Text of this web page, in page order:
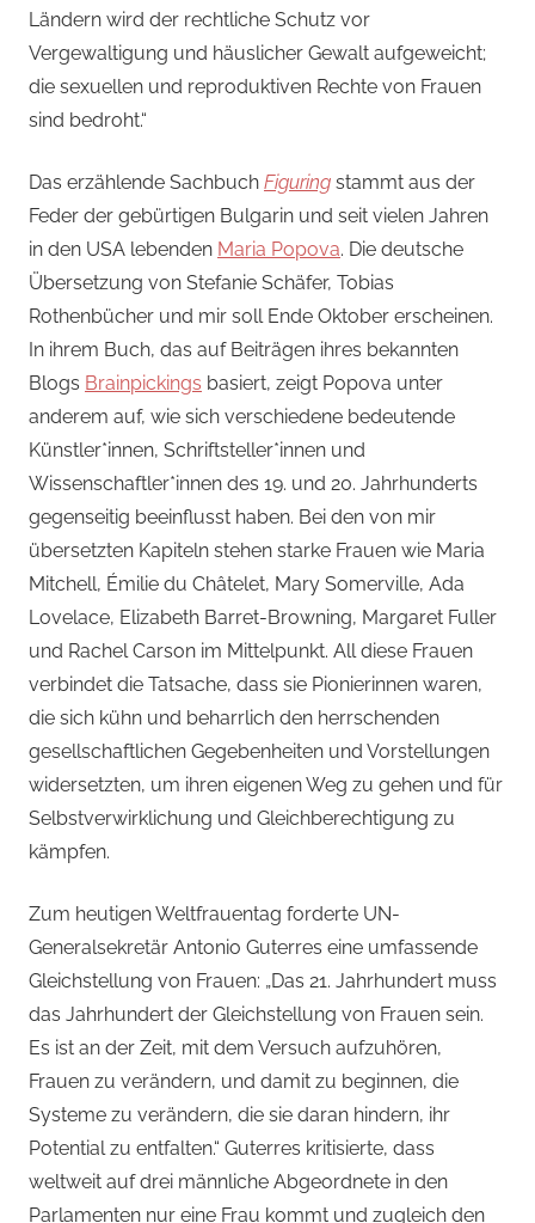
Ländern wird der rechtliche Schutz vor
Vergewaltigung und häuslicher Gewalt aufgeweicht;
die sexuellen und reproduktiven Rechte von Frauen
sind bedroht.“
Das erzählende Sachbuch Figuring stammt aus der
Feder der gebürtigen Bulgarin und seit vielen Jahren
in den USA lebenden Maria Popova. Die deutsche
Übersetzung von Stefanie Schäfer, Tobias
Rothenbücher und mir soll Ende Oktober erscheinen.
In ihrem Buch, das auf Beiträgen ihres bekannten
Blogs Brainpickings basiert, zeigt Popova unter
anderem auf, wie sich verschiedene bedeutende
Künstler*innen, Schriftsteller*innen und
Wissenschaftler*innen des 19. und 20. Jahrhunderts
gegenseitig beeinflusst haben. Bei den von mir
übersetzten Kapiteln stehen starke Frauen wie Maria
Mitchell, Émilie du Châtelet, Mary Somerville, Ada
Lovelace, Elizabeth Barret-Browning, Margaret Fuller
und Rachel Carson im Mittelpunkt. All diese Frauen
verbindet die Tatsache, dass sie Pionierinnen waren,
die sich kühn und beharrlich den herrschenden
gesellschaftlichen Gegebenheiten und Vorstellungen
widersetzten, um ihren eigenen Weg zu gehen und für
Selbstverwirklichung und Gleichberechtigung zu
kämpfen.
Zum heutigen Weltfrauentag forderte UN-
Generalsekretär Antonio Guterres eine umfassende
Gleichstellung von Frauen: „Das 21. Jahrhundert muss
das Jahrhundert der Gleichstellung von Frauen sein.
Es ist an der Zeit, mit dem Versuch aufzuhören,
Frauen zu verändern, und damit zu beginnen, die
Systeme zu verändern, die sie daran hindern, ihr
Potential zu entfalten.“ Guterres kritisierte, dass
weltweit auf drei männliche Abgeordnete in den
Parlamenten nur eine Frau kommt und zugleich den